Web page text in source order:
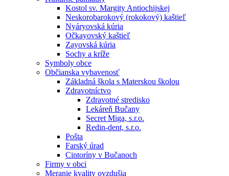
Kostol sv. Margity Antiochijskej
Neskorobarokový (rokokový) kaštieľ
Nyáryovská kúria
Očkayovský kaštieľ
Zayovská kúria
Sochy a kríže
Symboly obce
Občianska vybavenosť
Základná škola s Materskou školou
Zdravotníctvo
Zdravotné stredisko
Lekáreň Bučany
Secret Miga, s.r.o.
Redin-dent, s.r.o.
Pošta
Farský úrad
Cintoríny v Bučanoch
Firmy v obci
Meranie kvality ovzdušia